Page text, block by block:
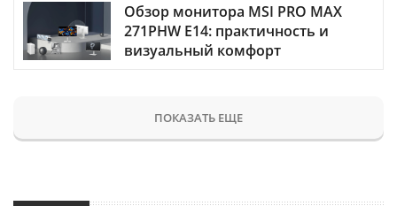
Обзор монитора MSI PRO MAX
271PHW E14: практичность и
визуальный комфорт
ПОКАЗАТЬ ЕЩЕ